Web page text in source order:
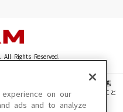
All Rights Reserved.
写真・動画・音声等を、手段や形態
複製、転載、ファイル化などすること
on our
ads and to analyze